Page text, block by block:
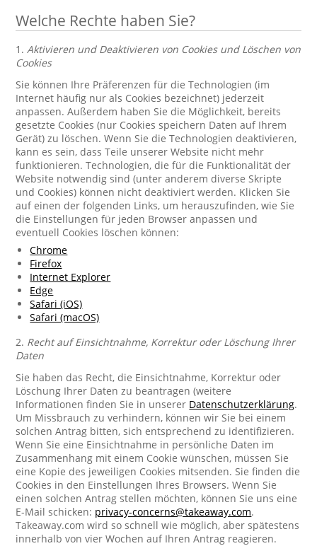
Welche Rechte haben Sie?
1.Aktivieren und Deaktivieren von Cookies und Löschen von
Cookies
Sie können Ihre Präferenzen für die Technologien (im
Internet häufig nur als Cookies bezeichnet) jederzeit
anpassen. Außerdem haben Sie die Möglichkeit, bereits
gesetzte Cookies (nur Cookies speichern Daten auf Ihrem
Gerät) zu löschen. Wenn Sie die Technologien deaktivieren,
kann es sein, dass Teile unserer Website nicht mehr
funktionieren. Technologien, die für die Funktionalität der
Website notwendig sind (unter anderem diverse Skripte
und Cookies) können nicht deaktiviert werden. Klicken Sie
auf einen der folgenden Links, um herauszufinden, wie Sie
die Einstellungen für jeden Browser anpassen und
eventuell Cookies löschen können:
Chrome
Firefox
Internet Explorer
Edge
Safari (iOS)
Safari (macOS)
2. Recht auf Einsichtnahme, Korrektur oder Löschung Ihrer
Daten
Sie haben das Recht, die Einsichtnahme, Korrektur oder
Löschung Ihrer Daten zu beantragen (weitere
Informationen finden Sie in unserer Datenschutzerklärung.
Um Missbrauch zu verhindern, können wir Sie bei einem
solchen Antrag bitten, sich entsprechend zu identifizieren.
Wenn Sie eine Einsichtnahme in persönliche Daten im
Zusammenhang mit einem Cookie wünschen, müssen Sie
eine Kopie des jeweiligen Cookies mitsenden. Sie finden die
Cookies in den Einstellungen Ihres Browsers. Wenn Sie
einen solchen Antrag stellen möchten, können Sie uns eine
E-Mail schicken: privacy-concerns@takeaway.com.
Takeaway.com wird so schnell wie möglich, aber spätestens
innerhalb von vier Wochen auf Ihren Antrag reagieren.